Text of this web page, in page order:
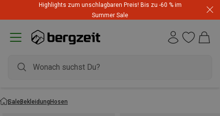
Highlights zum unschlagbaren Preis! Bis zu -60 % im
Summer Sale
SaleBekleidungHosen